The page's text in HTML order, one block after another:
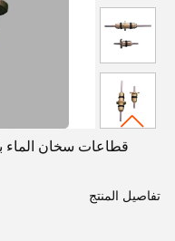
قطاعات سخان الماء
تفاصيل المنتج